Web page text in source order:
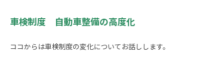
車検制度 自動車整備の高度化
ココからは車検制度の変化についてお話しします。